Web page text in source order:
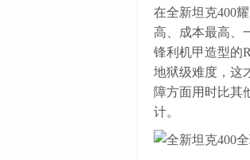
在全新坦克400
高、成本最高、
锋利机甲造型的
地狱级难度，这
障方面用时比其
计。